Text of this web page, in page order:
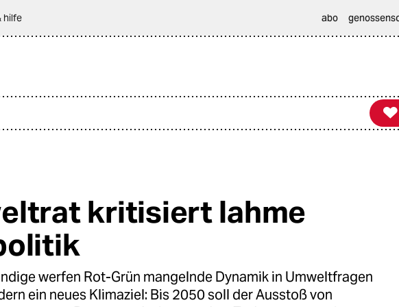
hilfe abo

kritisiert lahme
werfen Rot-Grün mangelnde Dynamik in Umweltfragen
ein neues Klimaziel: Bis 2050 soll der Ausstoß von